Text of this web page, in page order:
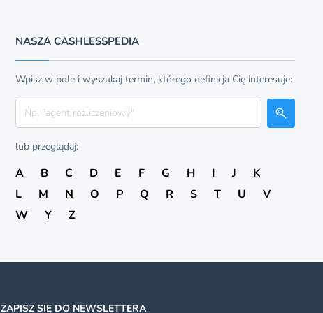
NASZA CASHLESSPEDIA
Wpisz w pole i wyszukaj termin, którego definicja Cię interesuje:
Szukaj
lub przeglądaj:
A B C D E F G H I J
K
L
M N O P Q R S T U
V
W
Y Z
ZAPISZ SIĘ DO NEWSLETTERA